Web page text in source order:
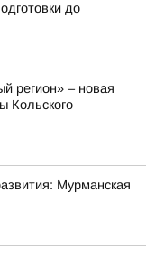
до
регион» – новая
Кольского
Мурманская